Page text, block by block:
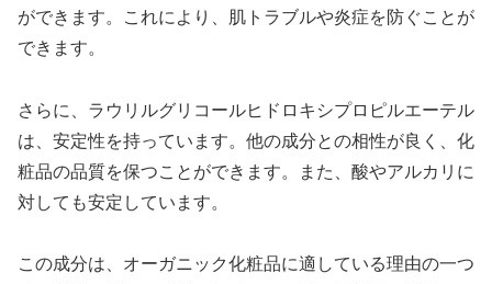
ができます。これにより、肌トラブルや炎症を防ぐことが
できます。
さらに、ラウリルグリコールヒドロキシプロピルエーテル
は、安定性を持っています。他の成分との相性が良く、化
粧品の品質を保つことができます。また、酸やアルカリに
対しても安定しています。
この成分は、オーガニック化粧品に適している理由の一つ